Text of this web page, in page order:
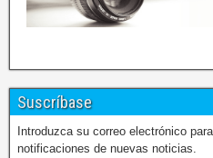
Suscríbase
Introduzca su correo electrónico
notificaciones de nuevas noticias.